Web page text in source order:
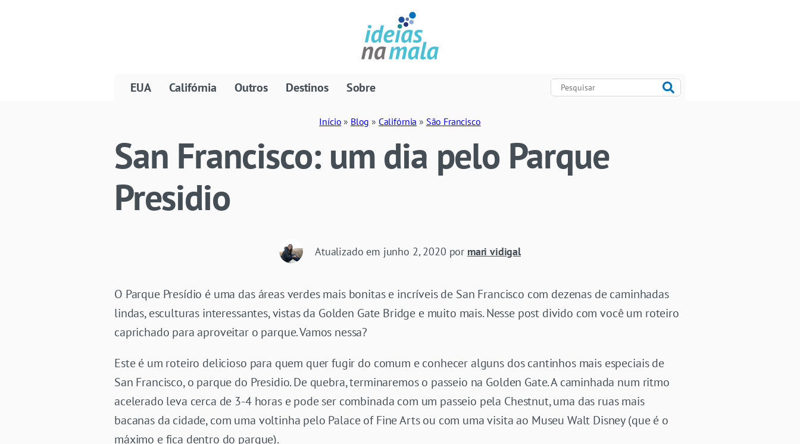
EUA Califórnia Outros Destinos Sobre
Início » Blog » Califórnia » São Francisco
San Francisco: um dia pelo Parque
Presidio
Atualizado em junho 2, 2020 por mari vidigal
O Parque Presídio é uma das áreas verdes mais bonitas e incríveis de San Francisco com dezenas de caminhadas
lindas, esculturas interessantes, vistas da Golden Gate Bridge e muito mais. Nesse post divido com você um roteiro
caprichado para aproveitar o parque. Vamos nessa?
Este é um roteiro delicioso para quem quer fugir do comum e conhecer alguns dos cantinhos mais especiais de
San Francisco, o parque do Presidio. De quebra, terminaremos o passeio na Golden Gate. A caminhada num ritmo
acelerado leva cerca de 3-4 horas e pode ser combinada com um passeio pela Chestnut, uma das ruas mais
bacanas da cidade, com uma voltinha pelo Palace of Fine Arts ou com uma visita ao Museu Walt Disney (que é o
máximo e fica dentro do parque).